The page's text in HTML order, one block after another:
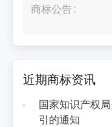
商标公告
近期商标资讯
国家知识产权
引的通知